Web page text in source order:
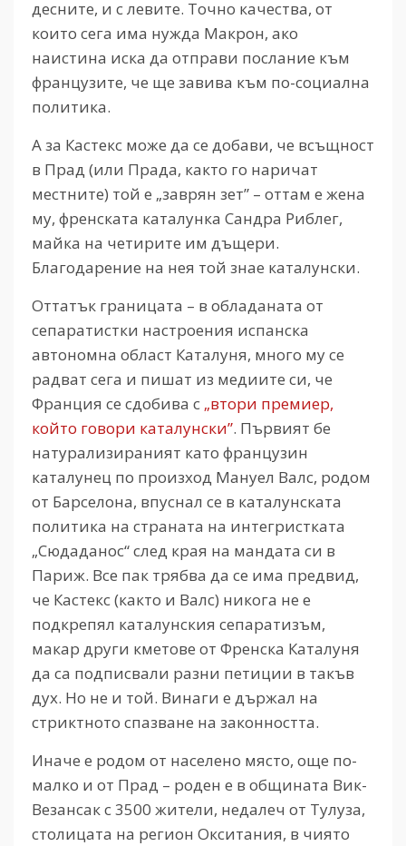
десните, и с левите. Точно качества, от
които сега има нужда Макрон, ако
наистина иска да отправи послание към
французите, че ще завива към по-социална
политика.
А за Кастекс може да се добави, че всъщност
в Прад (или Прада, както го наричат
местните) той е „заврян зет” – оттам е жена
му, френската каталунка Сандра Риблег,
майка на четирите им дъщери.
Благодарение на нея той знае каталунски.
Оттатък границата – в обладаната от
сепаратистки настроения испанска
автономна област Каталуня, много му се
радват сега и пишат из медиите си, че
Франция се сдобива с „втори премиер,
който говори каталунски”. Първият бе
натурализираният като французин
каталунец по произход Мануел Валс, родом
от Барселона, впуснал се в каталунската
политика на страната на интегристката
„Сюдаданос“ след края на мандата си в
Париж. Все пак трябва да се има предвид,
че Кастекс (както и Валс) никога не е
подкрепял каталунския сепаратизъм,
макар други кметове от Френска Каталуня
да са подписвали разни петиции в такъв
дух. Но не и той. Винаги е държал на
стриктното спазване на законността.
Иначе е родом от населено място, още по-
малко и от Прад – роден е в общината Вик-
Везансак с 3500 жители, недалеч от Тулуза,
столицата на регион Окситания, в чиято